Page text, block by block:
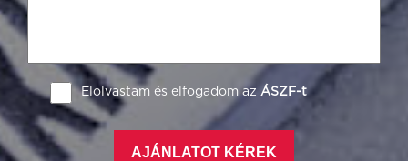
Elolvastam és elfogadom az ÁSZF-t
AJÁNLATOT KÉREK